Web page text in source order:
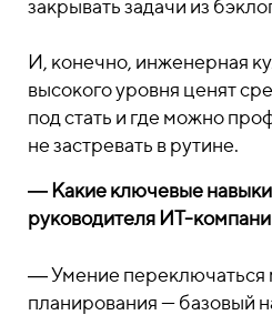
закрывать задачи из
И, конечно, инженерная
высокого уровня ценят
под стать и где можно
не застревать в рутине.
― Какие ключевые
руководителя ИТ-
― Умение переключаться
планирования — базовый